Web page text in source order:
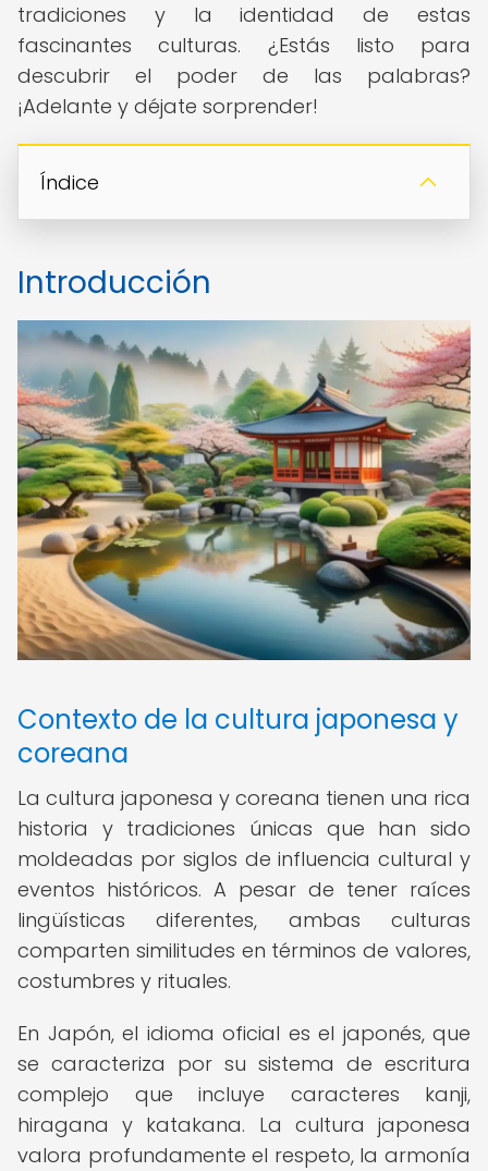
tradiciones y la identidad de estas
fascinantes culturas. ¿Estás listo para
descubrir el poder de las palabras?
¡Adelante y déjate sorprender!
Índice
Introducción
Contexto de la cultura japonesa y
coreana
La cultura japonesa y coreana tienen una rica
historia y tradiciones únicas que han sido
moldeadas por siglos de influencia cultural y
eventos históricos. A pesar de tener raíces
lingüísticas diferentes, ambas culturas
comparten similitudes en términos de valores,
costumbres y rituales.
En Japón, el idioma oficial es el japonés, que
se caracteriza por su sistema de escritura
complejo que incluye caracteres kanji,
hiragana y katakana. La cultura japonesa
valora profundamente el respeto, la armonía